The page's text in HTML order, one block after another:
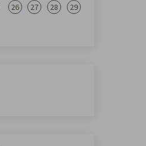
26 27 28
29